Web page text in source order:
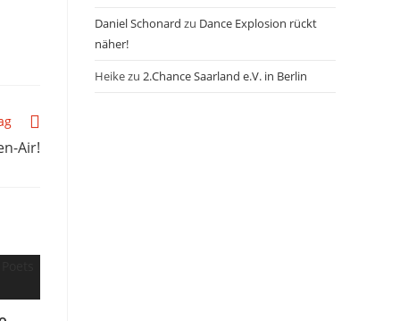
Air!
Daniel Schonard zu Dance Explosion rückt
näher!
Heikezu 2.Chance Saarland e.V. in Berlin